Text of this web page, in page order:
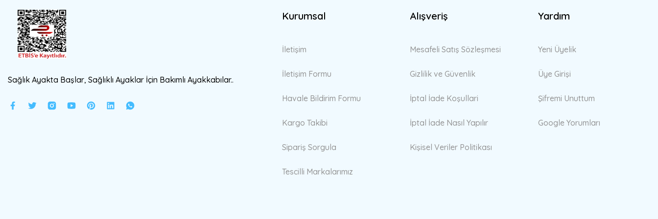
Sağlık Ayakta Başlar, Sağlıklı Ayaklar İçin Bakımlı Ayakkabılar..
Kurumsal
İletişim
İletişim Formu
Havale Bildirim Formu
Kargo Takibi
Sipariş Sorgula
Tescilli Markalarımız
Alışveriş
Mesafeli Satış Sözleşmesi
Gizlilik ve Güvenlik
İptal İade Koşullari
İptal İade Nasıl Yapılır
Kişisel Veriler Politikası
Yardım
Yeni Üyelik
Üye Girişi
Şifremi Unuttum
Google Yorumları